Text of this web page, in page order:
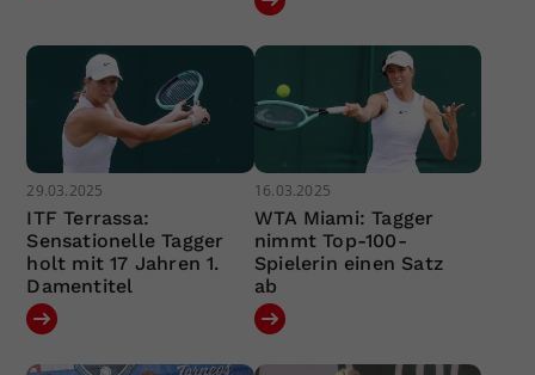
29.03.2025
ITF Terrassa:
Sensationelle Tagger
holt mit 17 Jahren 1.
Damentitel
16.03.2025
WTA Miami: Tagger
nimmt Top-100-
Spielerin einen Satz
ab